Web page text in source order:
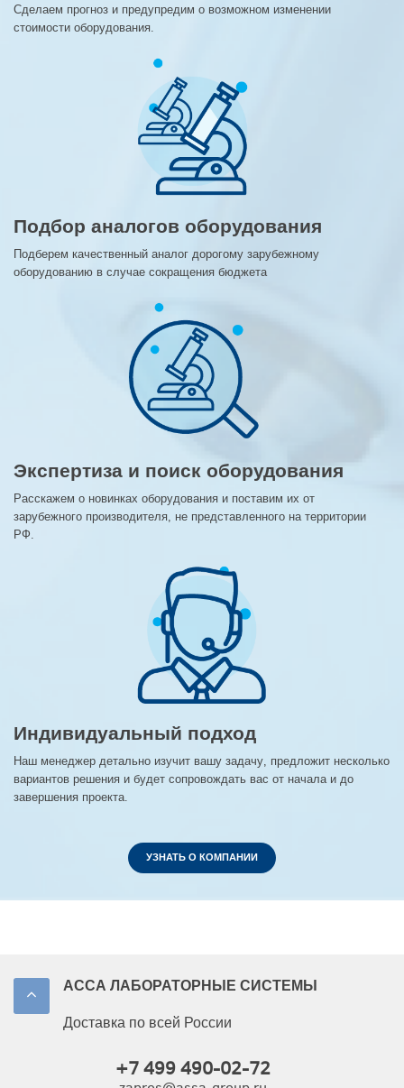
Сделаем прогноз и предупредим о возможном изменении
стоимости оборудования.
Подбор аналогов оборудования
Подберем качественный аналог дорогому зарубежному
оборудованию в случае сокращения бюджета
Экспертиза и поиск оборудования
Расскажем о новинках оборудования и поставим их от
зарубежного производителя, не представленного на территории
РФ.
Индивидуальный подход
Наш менеджер детально изучит вашу задачу, предложит несколько
вариантов решения и будет сопровождать вас от начала и до
завершения проекта.
УЗНАТЬ О КОМПАНИИ
АССА ЛАБОРАТОРНЫЕ СИСТЕМЫ
Доставка по всей России
+7 499 490-02-72